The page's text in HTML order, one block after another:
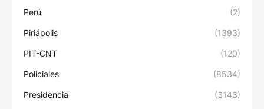
Perú (2)
Piriápolis (1393)
PIT-CNT (120)
Policiales (8534)
Presidencia (3143)